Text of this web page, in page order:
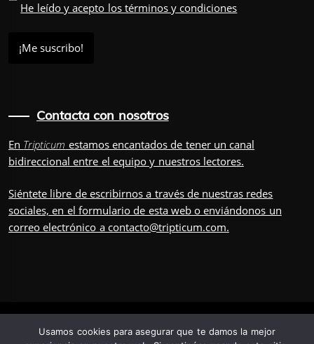
He leído y acepto los términos y condiciones
Contacta con nosotros
En Tripticum estamos encantados de tener un canal
bidireccional entre el equipo y nuestros lectores.
Siéntete libre de escribirnos a través de nuestras redes
sociales, en el formulariode esta web o enviándonos un
correo electrónico a contacto@tripticum.com.
IUVENIS, POR
Usamos cookies para asegurar que te damos la mejor